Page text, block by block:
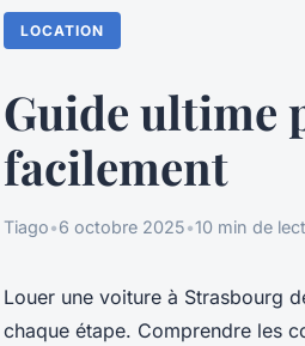
LOCATION
Guide ultime
facilement
Tiago•6 octobre 2025•10 min de
Louer une voiture à Strasbourg
chaque étape. Comprendre les